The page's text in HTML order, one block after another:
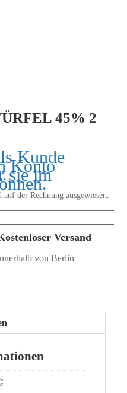
45% 2
Kunde
Konto
sie im
der Rechnung ausgewiesen.
Versand
von Berlin